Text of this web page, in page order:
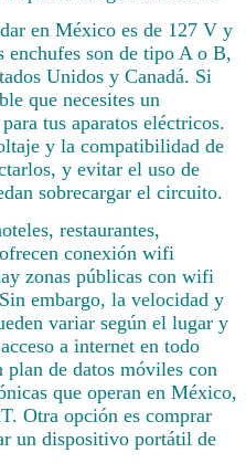
en México es de 127 V y
son de tipo A o B,
Unidos y Canadá. Si
que necesites un
tus aparatos eléctricos.
y la compatibilidad de
y evitar el uso de
sobrecargar el circuito.
restaurantes,
conexión wifi
zonas públicas con wifi
embargo, la velocidad y
variar según el lugar y
a internet en todo
plan de datos móviles con
que operan en México,
Otra opción es comprar
un dispositivo portátil de